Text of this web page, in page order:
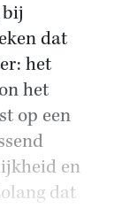
dat
het
het
op een
en
dat